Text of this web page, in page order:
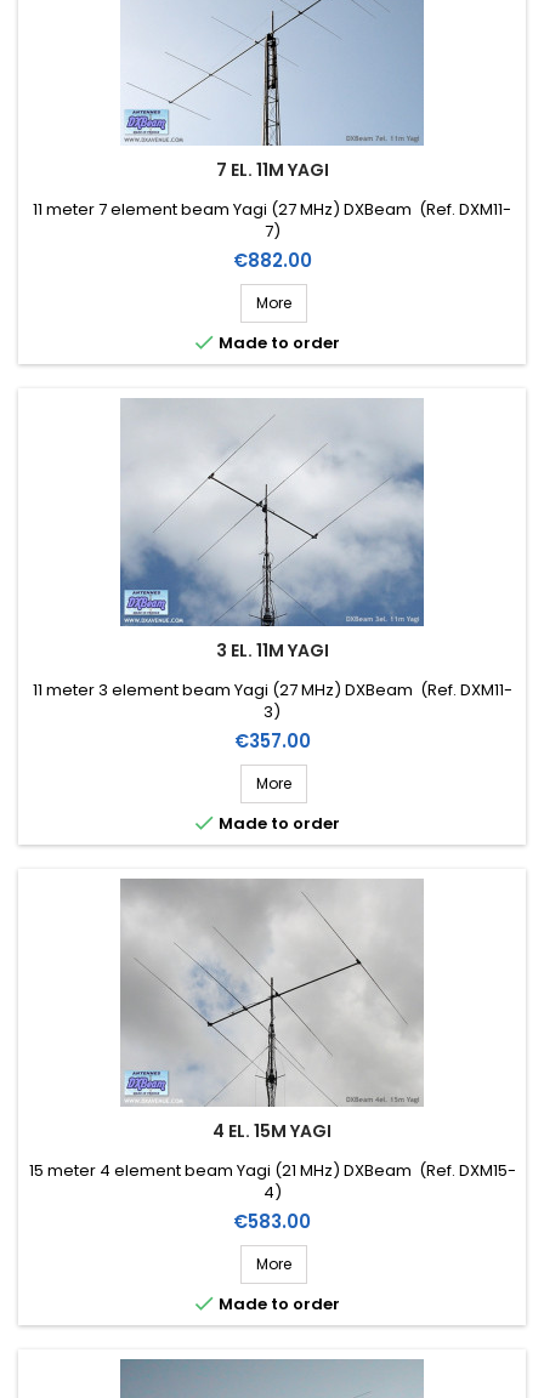
7 EL. 11M YAGI
11 meter 7 element beam Yagi (27 MHz) DXBeam (Ref. DXM11-
7)
Price
€882.00
More
 Made to order
3 EL. 11M YAGI
11 meter 3 element beam Yagi (27 MHz) DXBeam (Ref. DXM11-
3)
Price
€357.00
More
 Made to order
4 EL. 15M YAGI
15 meter 4 element beam Yagi (21 MHz) DXBeam (Ref. DXM15-
4)
Price
€583.00
More
 Made to order